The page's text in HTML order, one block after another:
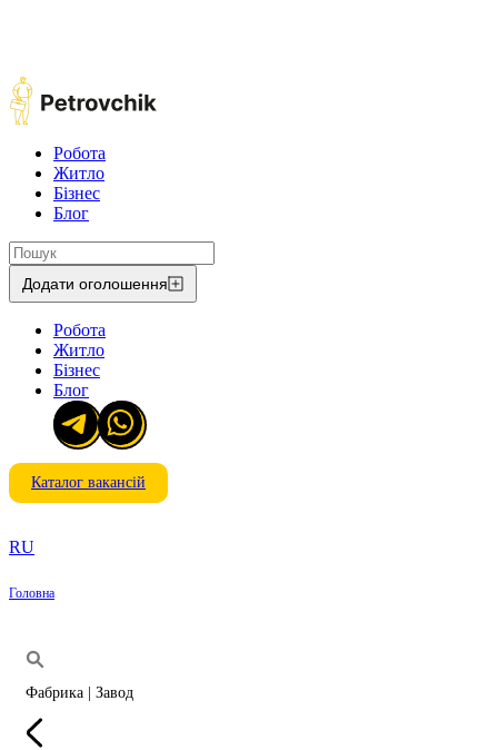
Робота
Житло
Бізнес
Блог
Додати оголошення
Робота
Житло
Бізнес
Блог
Каталог вакансій
RU
Головна
Фабрика | Завод